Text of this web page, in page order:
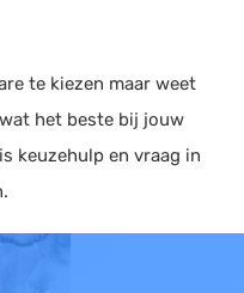
te kiezen maar weet
het beste bij jouw
keuzehulp en vraag in